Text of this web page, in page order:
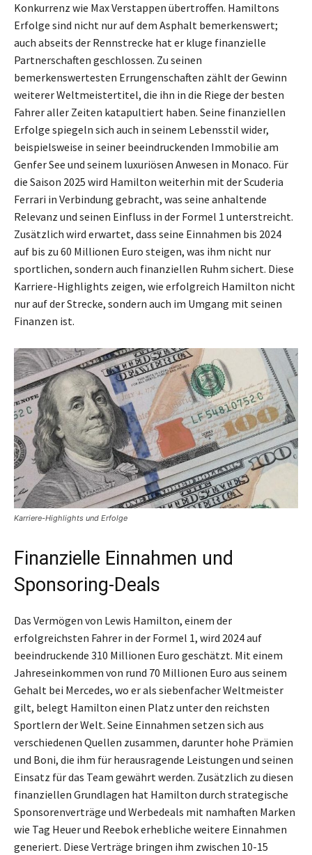
Konkurrenz wie Max Verstappen übertroffen. Hamiltons
Erfolge sind nicht nur auf dem Asphalt bemerkenswert;
auch abseits der Rennstrecke hat er kluge finanzielle
Partnerschaften geschlossen. Zu seinen
bemerkenswertesten Errungenschaften zählt der Gewinn
weiterer Weltmeistertitel, die ihn in die Riege der besten
Fahrer aller Zeiten katapultiert haben. Seine finanziellen
Erfolge spiegeln sich auch in seinem Lebensstil wider,
beispielsweise in seiner beeindruckenden Immobilie am
Genfer See und seinem luxuriösen Anwesen in Monaco. Für
die Saison 2025 wird Hamilton weiterhin mit der Scuderia
Ferrari in Verbindung gebracht, was seine anhaltende
Relevanz und seinen Einfluss in der Formel 1 unterstreicht.
Zusätzlich wird erwartet, dass seine Einnahmen bis 2024
auf bis zu 60 Millionen Euro steigen, was ihm nicht nur
sportlichen, sondern auch finanziellen Ruhm sichert. Diese
Karriere-Highlights zeigen, wie erfolgreich Hamilton nicht
nur auf der Strecke, sondern auch im Umgang mit seinen
Finanzen ist.
Karriere-Highlights und Erfolge
Finanzielle Einnahmen und
Sponsoring-Deals
Das Vermögen von Lewis Hamilton, einem der
erfolgreichsten Fahrer in der Formel 1, wird 2024 auf
beeindruckende 310 Millionen Euro geschätzt. Mit einem
Jahreseinkommen von rund 70 Millionen Euro aus seinem
Gehalt bei Mercedes, wo er als siebenfacher Weltmeister
gilt, belegt Hamilton einen Platz unter den reichsten
Sportlern der Welt. Seine Einnahmen setzen sich aus
verschiedenen Quellen zusammen, darunter hohe Prämien
und Boni, die ihm für herausragende Leistungen und seinen
Einsatz für das Team gewährt werden. Zusätzlich zu diesen
finanziellen Grundlagen hat Hamilton durch strategische
Sponsorenverträge und Werbedeals mit namhaften Marken
wie Tag Heuer und Reebok erhebliche weitere Einnahmen
generiert. Diese Verträge bringen ihm zwischen 10-15